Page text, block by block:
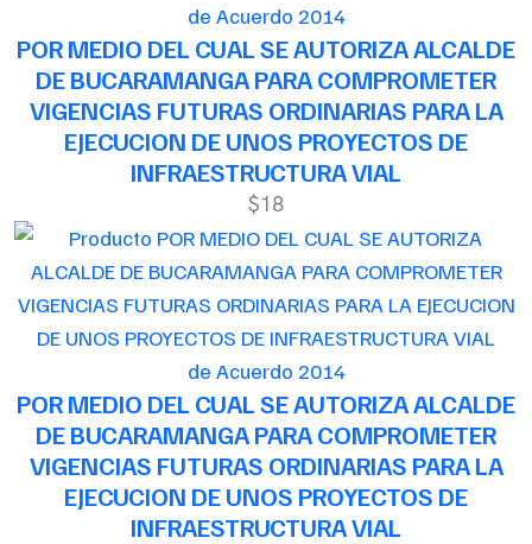
de Acuerdo 2014
POR MEDIO DEL CUAL SE AUTORIZA ALCALDE
DE BUCARAMANGA PARA COMPROMETER
VIGENCIAS FUTURAS ORDINARIAS PARA LA
EJECUCION DE UNOS PROYECTOS DE
INFRAESTRUCTURA VIAL
$18
de Acuerdo 2014
POR MEDIO DEL CUAL SE AUTORIZA ALCALDE
DE BUCARAMANGA PARA COMPROMETER
VIGENCIAS FUTURAS ORDINARIAS PARA LA
EJECUCION DE UNOS PROYECTOS DE
INFRAESTRUCTURA VIAL